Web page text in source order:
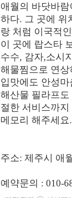
애월의 바닷바
하다. 그 곳에 위
랑 처럼 이국적
이 곳에 랍스타
수수, 감자,소시
해물찜으로 연
입맛에도 안성
해산물 필라프
절한 서비스까
메모리 해주세요.
주소: 제주시 애
예약문의 : 010-